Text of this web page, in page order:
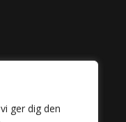
ger dig den